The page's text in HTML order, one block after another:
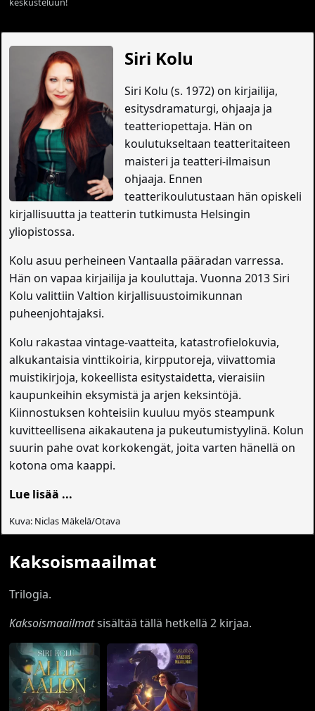
Siri Kolu
Siri Kolu (s. 1972) on kirjailija,
esitysdramaturgi, ohjaaja ja
teatteriopettaja. Hän on
koulutukseltaan teatteritaiteen
maisteri ja teatteri-ilmaisun
ohjaaja. Ennen
teatterikoulutustaan hän opiskeli
kirjallisuutta ja teatterin tutkimusta Helsingin
yliopistossa.
Kolu asuu perheineen Vantaalla pääradan varressa.
Hän on vapaa kirjailija ja kouluttaja. Vuonna 2013 Siri
Kolu valittiin Valtion kirjallisuustoimikunnan
puheenjohtajaksi.
Kolu rakastaa vintage-vaatteita, katastrofielokuvia,
alkukantaisia vinttikoiria, kirpputoreja, viivattomia
muistikirjoja, kokeellista esitystaidetta, vieraisiin
kaupunkeihin eksymistä ja arjen keksintöjä.
Kiinnostuksen kohteisiin kuuluu myös steampunk
kuvitteellisena aikakautena ja pukeutumistyylinä. Kolun
suurin pahe ovat korkokengät, joita varten hänellä on
kotona oma kaappi.
Lue lisää ...
Kuva: Niclas Mäkelä/Otava
Kaksoismaailmat
Trilogia.
Kaksoismaailmatsisältää tällä hetkellä 2 kirjaa.